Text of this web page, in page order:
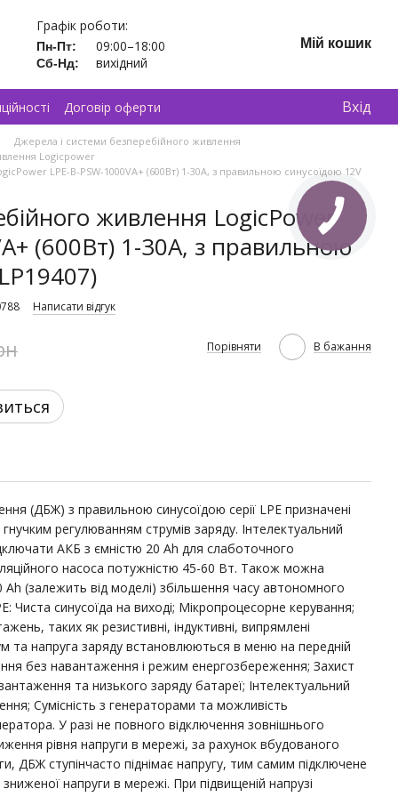
Графік роботи:
Пн-Пт: 09:00–18:00
Сб-Нд: вихідний
Мій кошик
Договір оферти Вхід
Джерела і системи безперебійного живлення
Logicpower
LPE-B-PSW-1000VA+ (600Вт) 1-30A, з правильною синусоїдою 12V
живлення LogicPower
(600Вт) 1-30A, з правильною
Написати відгук
Порівняти В бажання
(ДБЖ) з правильною синусоїдою серії LPE призначені
регулюванням струмів заряду. Інтелектуальний
АКБ з ємністю 20 Ah для слаботочного
насоса потужністю 45-60 Вт. Також можна
Ah (залежить від моделі) збільшення часу автономного
Чиста синусоїда на виході; Мікропроцесорне керування;
таких як резистивні, індуктивні, випрямлені
та напруга заряду встановлюються в меню на передній
без навантаження і режим енергозбереження; Захист
та низького заряду батареї; Інтелектуальний
Сумісність з генераторами та можливість
У разі не повного відключення зовнішнього
рівня напруги в мережі, за рахунок вбудованого
ДБЖ ступінчасто піднімає напругу, тим самим підключене
напруги в мережі. При підвищеній напрузі